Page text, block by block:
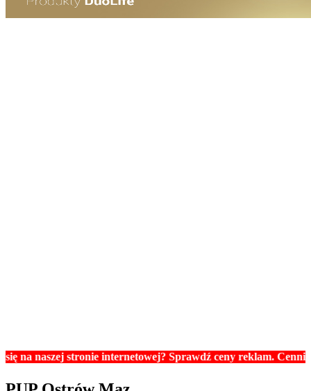
stronie internetowej? Sprawdź ceny reklam. Cennik